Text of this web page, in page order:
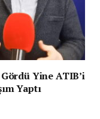
Yine ATIB’i
Yaptı